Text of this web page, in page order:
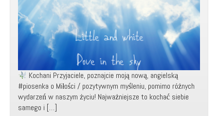
Kochani Przyjaciele, poznajcie moją nową, angielską
#piosenka o Miłości / pozytywnym myśleniu, pomimo różnych
wydarzeń w naszym życiu! Najważniejsze to kochać siebie
samego i […]